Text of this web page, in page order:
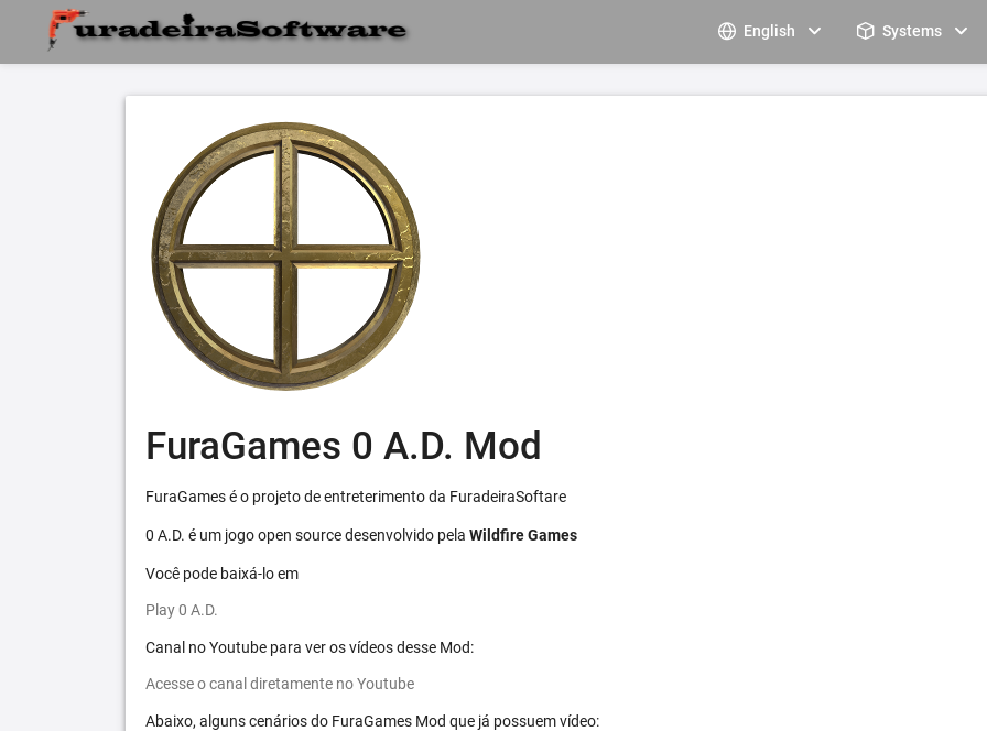
English Systems
FuraGames 0 A.D. Mod
FuraGames é o projeto de entreterimento da FuradeiraSoftare
0 A.D. é um jogo open source desenvolvido pela Wildfire Games
Você pode baixá-lo em
Play 0 A.D.
Canal no Youtube para ver os vídeos desse Mod:
Acesse o canal diretamente no Youtube
Abaixo, alguns cenários do FuraGames Mod que já possuem vídeo: